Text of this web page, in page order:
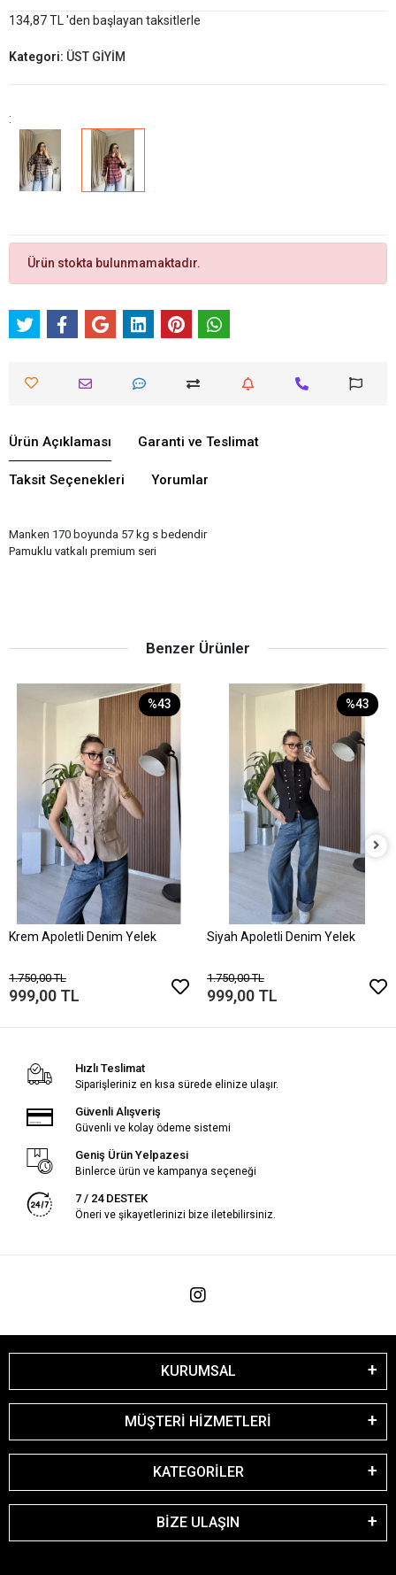
134,87 TL 'den başlayan taksitlerle
Kategori: ÜST GİYİM
:
Ürün stokta bulunmamaktadır.
Ürün Açıklaması Garanti ve Teslimat
Taksit Seçenekleri Yorumlar
Manken 170 boyunda 57 kg s bedendir
Pamuklu vatkalı premium seri
Benzer Ürünler
%43
Krem Apoletli Denim Yelek
1.750,00 TL
999,00 TL
%43
Siyah Apoletli Denim Yelek
1.750,00 TL
999,00 TL
Hızlı Teslimat
Siparişleriniz en kısa sürede elinize ulaşır.
Güvenli Alışveriş
Güvenli ve kolay ödeme sistemi
Geniş Ürün Yelpazesi
Binlerce ürün ve kampanya seçeneği
7 / 24 DESTEK
Öneri ve şikayetlerinizi bize iletebilirsiniz.
KURUMSAL
MÜŞTERİ HİZMETLERİ
KATEGORİLER
BİZE ULAŞIN